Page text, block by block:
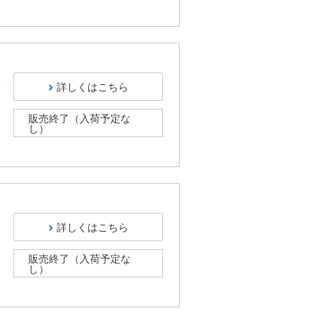
詳しくはこちら
販売終了（入荷予定な
し）
詳しくはこちら
販売終了（入荷予定な
し）